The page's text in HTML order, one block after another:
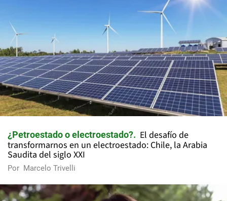
¿Petroestado o electroestado?
El desafío de
transformarnos en un electroestado: Chile, la Arabia
Saudita del siglo XXI
Por Marcelo Trivelli